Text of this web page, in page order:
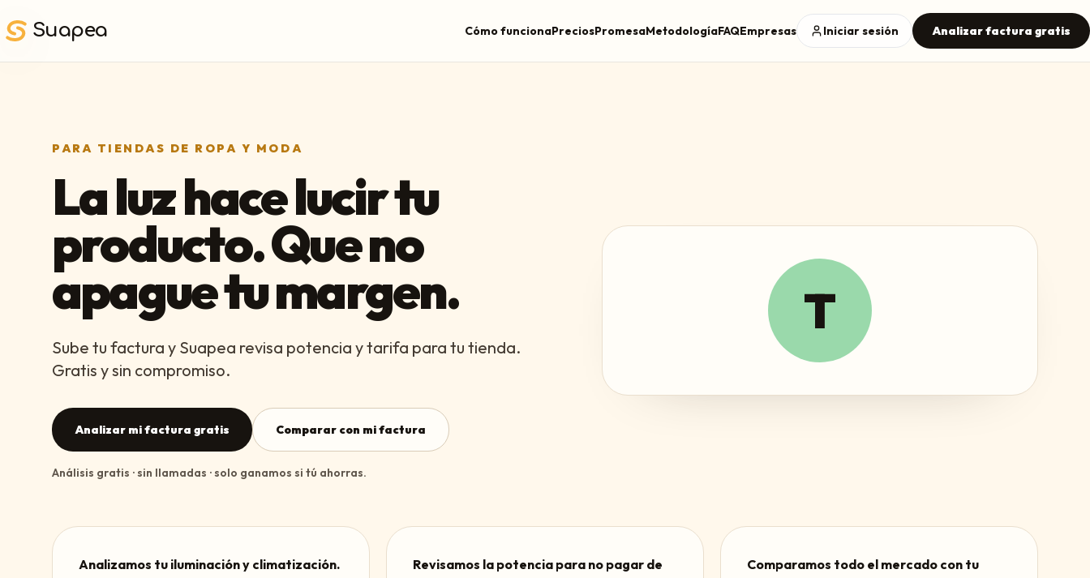
Suapea Cómo funcionaPreciosPromesaMetodologíaFAQEmpresas Iniciar sesión Analizar factura gratis
PARA TIENDAS DE ROPA Y MODA
La luz hace lucir tu
producto. Que no
apague tu margen.
Sube tu factura y Suapea revisa potencia y tarifa para tu tienda.
Gratis y sin compromiso.
Analizar mi factura gratis Comparar con mi factura
Análisis gratis · sin llamadas · solo ganamos si tú ahorras.
T
Analizamos tu iluminación y climatización.
Revisamos la potencia para no pagar de
Comparamos todo el mercado con tu